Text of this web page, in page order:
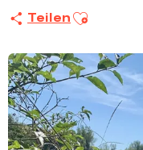
Teilen Ajouter aux